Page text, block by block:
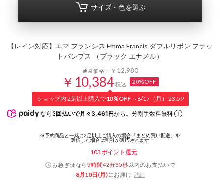
サイズ・色を選ぶ
【レイン対応】エマ フランシス Emma Francis ダブルリボン フラッ
トパンプス （ブラック エナメル）
通常価格：￥12,980
￥10,384 税込 20%OFF
ショップ内 2足以上購入で10％OFF～8/17（月） 23:59
なら 3回払いで月々3,461円から。分割手数料無料
103 ポイント還元
お急ぎ便なら9時間42分34秒以内のお支払いで
8月10日(月)にお届け 詳細